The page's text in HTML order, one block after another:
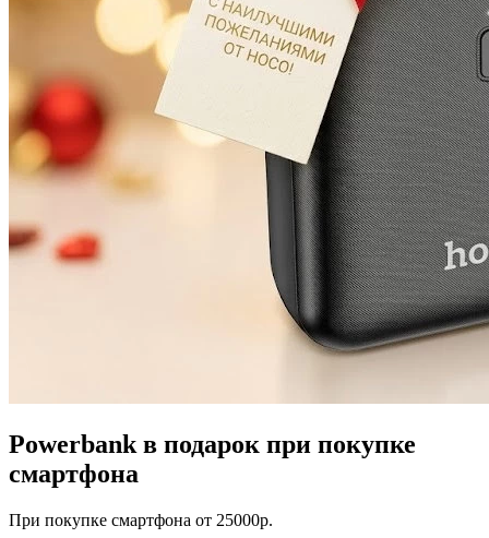
Powerbank в подарок при покупке
смартфона
При покупке смартфона от 25000р.